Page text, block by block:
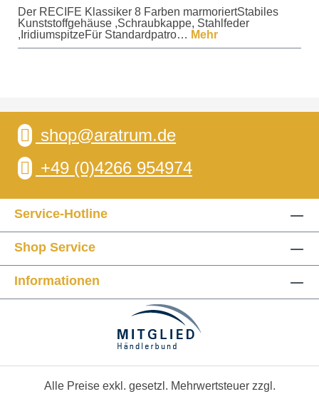
Der RECIFE Klassiker 8 Farben marmoriertStabiles
Kunststoffgehäuse ,Schraubkappe, Stahlfeder
,IridiumspitzeFür Standardpatro… Mehr
shop@aratrum.de
+49 (0)4266 954974
Service-Hotline
Shop Service
Informationen
Alle Preise exkl. gesetzl. Mehrwertsteuer zzgl.